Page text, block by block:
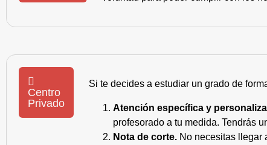
Centro
Privado
Si te decides a estudiar un grado de
Atención específica y
profesorado a tu medida. Tendrás
Nota de corte. No necesitas llegar